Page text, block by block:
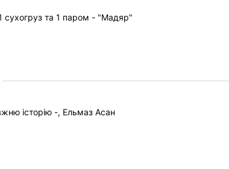
сухогруз та 1 паром - "Мадяр"
історію -, Ельмаз Асан